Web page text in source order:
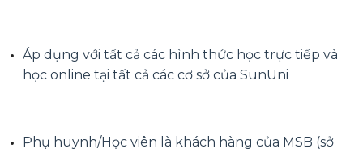
Áp dụng với tất cả các hình thức học trực tiếp và
học online tại tất cả các cơ sở của SunUni
Phụ huynh/Học viên là khách hàng của MSB (sở